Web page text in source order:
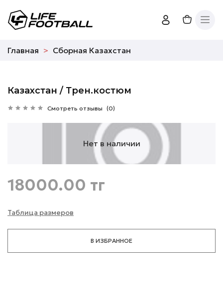
Главная Сборная Казахстан
Нет в наличии
Казахстан / Трен.костюм
Смотреть отзывы (0)
Таблица размеров
18000.00 тг
В ИЗБРАННОЕ